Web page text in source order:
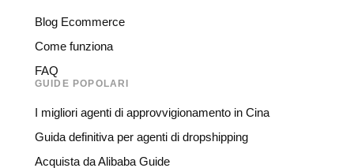
Blog Ecommerce
Come funziona
FAQ
GUIDE POPOLARI
I migliori agenti di approvvigionamento in Cina
Guida definitiva per agenti di dropshipping
Acquista da Alibaba Guide